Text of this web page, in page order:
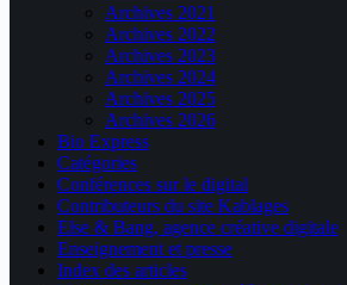
Archives 2021
Archives 2022
Archives 2023
Archives 2024
Archives 2025
Archives 2026
Bio Express
Catégories
Conférences sur le digital
Contributeurs du site Kablages
Else & Bang, agence créative digitale
Enseignement et presse
Index des articles